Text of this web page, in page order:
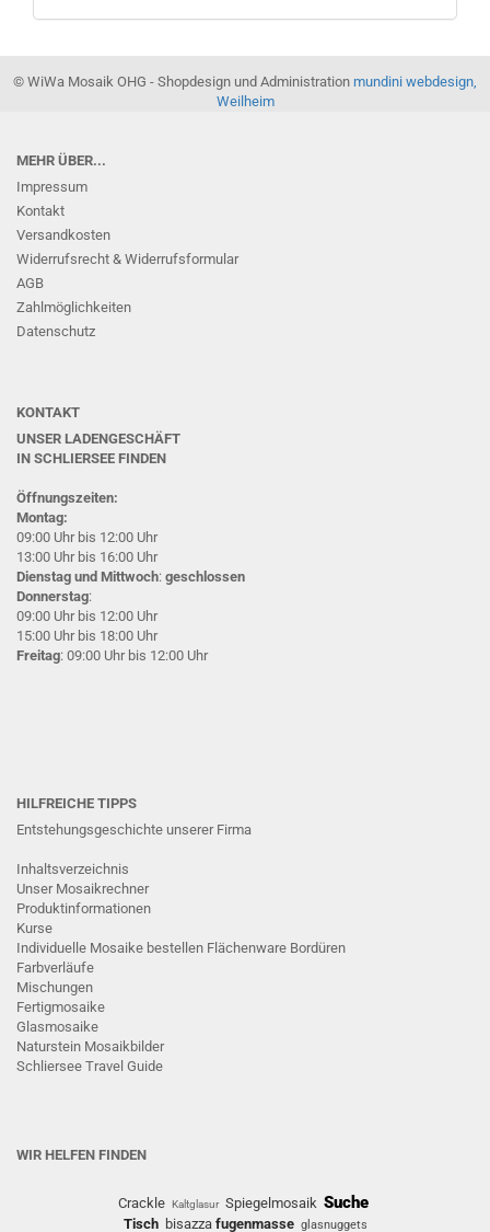
© WiWa Mosaik OHG - Shopdesign und Administration mundini webdesign,
Weilheim
MEHR ÜBER...
Impressum
Kontakt
Versandkosten
Widerrufsrecht & Widerrufsformular
AGB
Zahlmöglichkeiten
Datenschutz
KONTAKT
UNSER LADENGESCHÄFT
IN SCHLIERSEE FINDEN
Öffnungszeiten:
Montag:
09:00 Uhr bis 12:00 Uhr
13:00 Uhr bis 16:00 Uhr
Dienstag und Mittwoch: geschlossen
Donnerstag:
09:00 Uhr bis 12:00 Uhr
15:00 Uhr bis 18:00 Uhr
Freitag: 09:00 Uhr bis 12:00 Uhr
HILFREICHE TIPPS
Entstehungsgeschichte unserer Firma
Inhaltsverzeichnis
Unser Mosaikrechner
Produktinformationen
Kurse
Individuelle Mosaike bestellen Flächenware Bordüren
Farbverläufe
Mischungen
Fertigmosaike
G lasmosaike
Naturstein Mosaikbilder
Schliersee Travel Guide
WIR HELFEN FINDEN
Crackle Kaltglasur Spiegelmosaik Suche
Tisch bisazza fugenmasse glasnuggets